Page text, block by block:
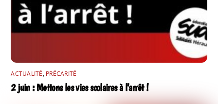
ACTUALITÉ, PRÉCARITÉ
2 juin : Mettons les vies scolaires à l’arrêt !